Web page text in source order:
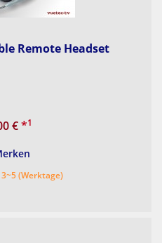
Remote Headset
€*1
(Werktage)